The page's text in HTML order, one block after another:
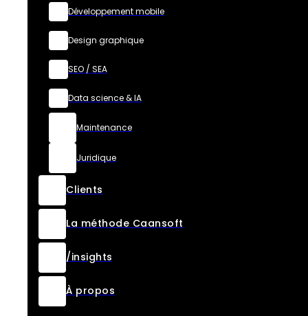
Développement mobile
Design graphique
SEO / SEA
Data science & IA
Maintenance
Juridique
Clients
La méthode Caansoft
/insights
À propos